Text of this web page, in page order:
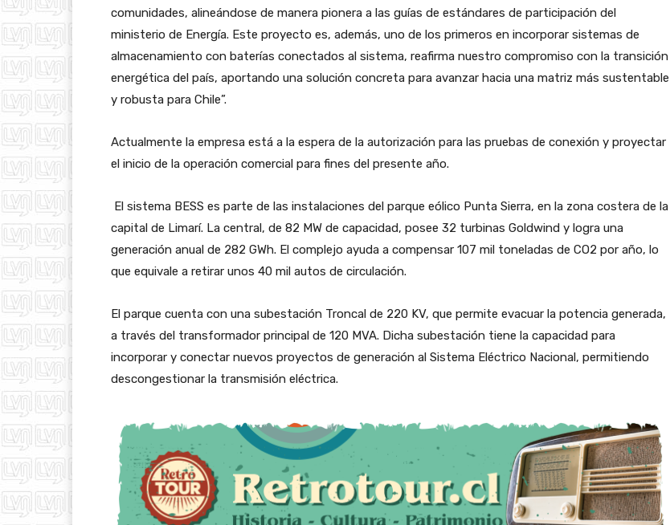
comunidades, alineándose de manera pionera a las guías de estándares de participación del
ministerio de Energía. Este proyecto es, además, uno de los primeros en incorporar sistemas de
almacenamiento con baterías conectados al sistema, reafirma nuestro compromiso con la transición
energética del país, aportando una solución concreta para avanzar hacia una matriz más sustentable
y robusta para Chile”.
Actualmente la empresa está a la espera de la autorización para las pruebas de conexión y proyectar
el inicio de la operación comercial para fines del presente año.
El sistema BESS es parte de las instalaciones del parque eólico Punta Sierra, en la zona costera de la
capital de Limarí. La central, de 82 MW de capacidad, posee 32 turbinas Goldwind y logra una
generación anual de 282 GWh. El complejo ayuda a compensar 107 mil toneladas de CO2 por año, lo
que equivale a retirar unos 40 mil autos de circulación.
El parque cuenta con una subestación Troncal de 220 KV, que permite evacuar la potencia generada,
a través del transformador principal de 120 MVA. Dicha subestación tiene la capacidad para
incorporar y conectar nuevos proyectos de generación al Sistema Eléctrico Nacional, permitiendo
descongestionar la transmisión eléctrica.